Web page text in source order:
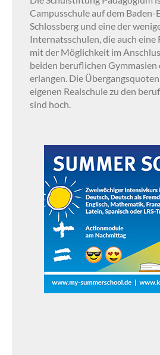
Campusschule auf dem Baden-
Schlossberg und eine der
Internatsschulen, die auch eine
mit der Möglichkeit im
beiden beruflichen Gymmasien
erlangen. Die
eigenen Realschule zu den
sind hoch.